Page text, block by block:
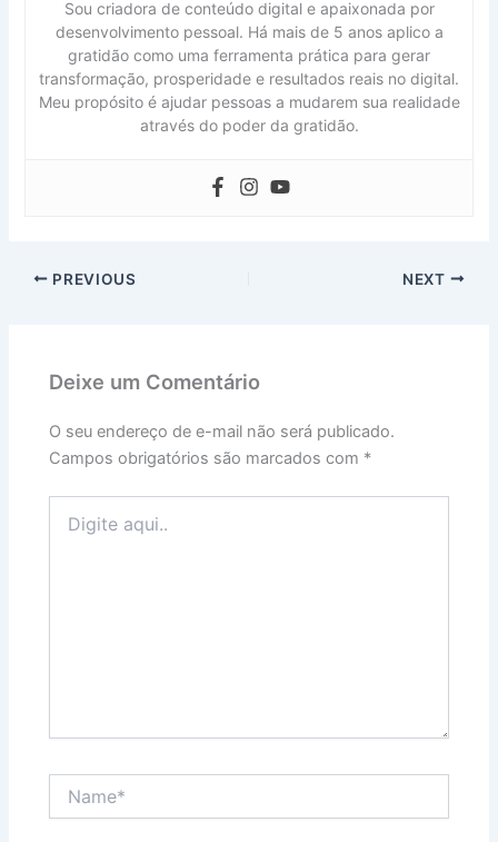
Sou criadora de conteúdo digital e apaixonada por
desenvolvimento pessoal. Há mais de 5 anos aplico a
gratidão como uma ferramenta prática para gerar
transformação, prosperidade e resultados reais no digital.
Meu propósito é ajudar pessoas a mudarem sua realidade
através do poder da gratidão.
PREVIOUS NEXT
Deixe um Comentário
O seu endereço de e-mail não será publicado.
Campos obrigatórios são marcados com *
aqui..